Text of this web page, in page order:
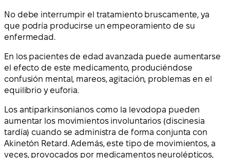
No debe interrumpir el tratamiento bruscamente, ya
que podría producirse un empeoramiento de su
enfermedad.
En los pacientes de edad avanzada puede aumentarse
el efecto de este medicamento, produciéndose
confusión mental, mareos, agitación, problemas en el
equilibrio y euforia.
Los antiparkinsonianos como la levodopa pueden
aumentar los movimientos involuntarios (discinesia
tardía) cuando se administra de forma conjunta con
Akinetón Retard. Además, este tipo de movimientos, a
veces, provocados por medicamentos neurolépticos,